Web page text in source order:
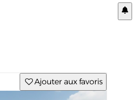
Ajouter aux favoris